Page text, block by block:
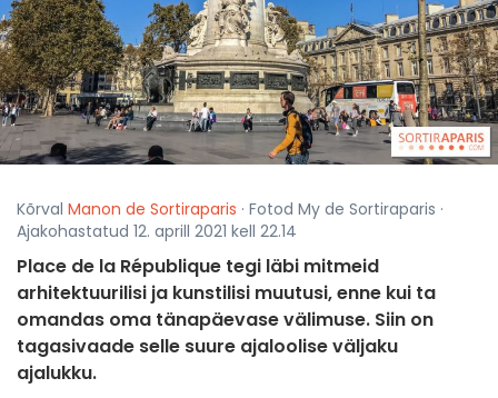
Kõrval Manon de Sortiraparis · Fotod My de Sortiraparis ·
Ajakohastatud 12. aprill 2021 kell 22.14
Place de la République tegi läbi mitmeid
arhitektuurilisi ja kunstilisi muutusi, enne kui ta
omandas oma tänapäevase välimuse. Siin on
tagasivaade selle suure ajaloolise väljaku
ajalukku.